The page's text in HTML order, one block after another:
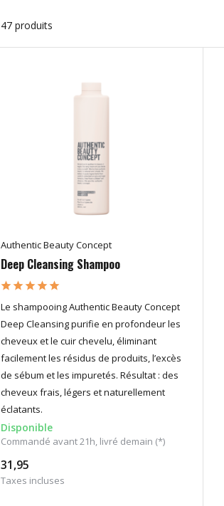
47 produits
Authentic Beauty Concept
Deep Cleansing Shampoo
Le shampooing Authentic Beauty Concept
Deep Cleansing purifie en profondeur les
cheveux et le cuir chevelu, éliminant
facilement les résidus de produits, l’excès
de sébum et les impuretés. Résultat : des
cheveux frais, légers et naturellement
éclatants.
Disponible
Commandé avant 21h, livré demain (*)
31,95
Taxes incluses